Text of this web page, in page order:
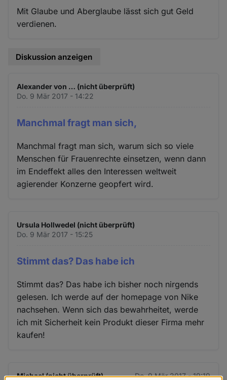
Mit Glaube und Aberglaube lässt sich gut Geld
verdienen.
Diskussion anzeigen
Alexander von … (nicht überprüft)
Do. 9 Mär 2017 - 14:22
Manchmal fragt man sich,
Manchmal fragt man sich, warum sich so viele
Menschen für Frauenrechte einsetzen, wenn dann
im Endeffekt alles den Interessen weltweit
agierender Konzerne geopfert wird.
Ursula Hollwedel (nicht überprüft)
Do. 9 Mär 2017 - 15:25
Stimmt das? Das habe ich
Stimmt das? Das habe ich bisher noch nirgends
gelesen. Ich werde auf der homepage von Nike
nachsehen. Wenn sich das bewahrheitet, werde
ich mit Sicherheit kein Produkt dieser Firma mehr
kaufen!
Michael (nicht überprüft) Do. 9 Mär 2017 - 19:19